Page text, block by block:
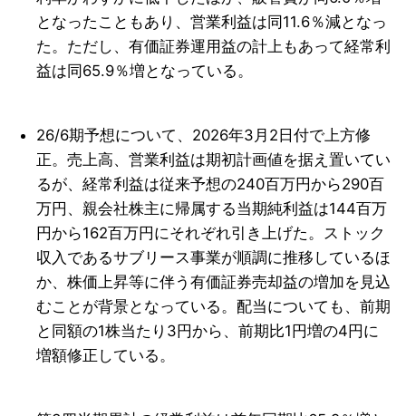
となったこともあり、営業利益は同11.6％減となっ
た。ただし、有価証券運用益の計上もあって経常利
益は同65.9％増となっている。
26/6期予想について、2026年3月2日付で上方修
正。売上高、営業利益は期初計画値を据え置いてい
るが、経常利益は従来予想の240百万円から290百
万円、親会社株主に帰属する当期純利益は144百万
円から162百万円にそれぞれ引き上げた。ストック
収入であるサブリース事業が順調に推移しているほ
か、株価上昇等に伴う有価証券売却益の増加を見込
むことが背景となっている。配当についても、前期
と同額の1株当たり3円から、前期比1円増の4円に
増額修正している。